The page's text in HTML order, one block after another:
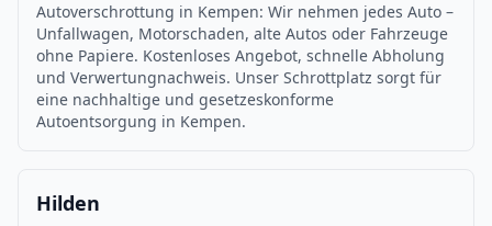
Autoverschrottung in Kempen: Wir nehmen jedes Auto –
Unfallwagen, Motorschaden, alte Autos oder Fahrzeuge
ohne Papiere. Kostenloses Angebot, schnelle Abholung
und Verwertungnachweis. Unser Schrottplatz sorgt für
eine nachhaltige und gesetzeskonforme
Autoentsorgung in Kempen.
Hilden